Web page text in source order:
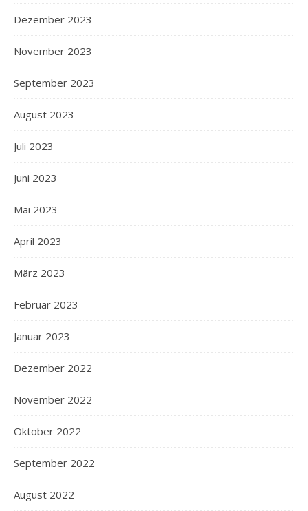
Dezember 2023
November 2023
September 2023
August 2023
Juli 2023
Juni 2023
Mai 2023
April 2023
März 2023
Februar 2023
Januar 2023
Dezember 2022
November 2022
Oktober 2022
September 2022
August 2022